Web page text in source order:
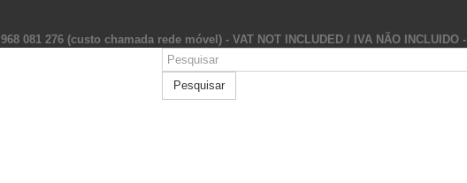
081 276 (custo chamada rede móvel) - VAT NOT INCLUDED / IVA NÃO INCLUIDO -
Pesquisar